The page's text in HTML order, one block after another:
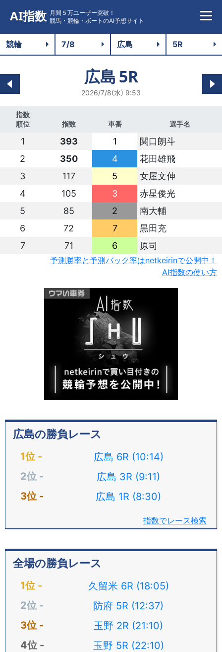
AI指数 月間５万ユーザー突破！
競馬・競輪・ボートのAI予想サイト
広島 5R
2026/7/8(水) 9:53
指数
順位
指数 車番 選手名
1 393 1
関口朗斗
2
350 4
花田雄飛
3
117 5
女屋文伸
4
105 3
赤星俊光
5
85 2
南大輔
6
72 7
黒田充
7
71 6 原司
予測勝率と予測バック率はnetkeirinで公開中！
AI指数の使い方
広島の勝負レース
広島 6R (10:14)
広島 3R (9:11)
広島 1R (8:30)
指数でレース検索
全場の勝負レース
久留米 6R (18:05)
防府 5R (12:37)
玉野 2R (21:10)
玉野 5R (22:10)